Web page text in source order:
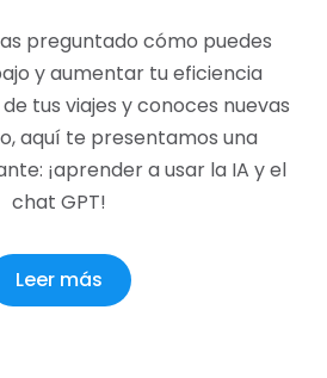
preguntado cómo puedes
y aumentar tu eficiencia
tus viajes y conoces nuevas
aquí te presentamos una
¡aprender a usar la IA y el
chat GPT!
Leer más